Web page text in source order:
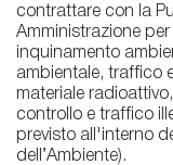
contrattare con la
Amministrazione per
inquinamento
ambientale, traffico
materiale
controllo e traffico
previsto all'interno
dell’Ambiente).